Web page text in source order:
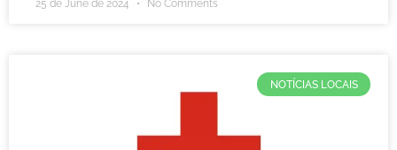
25 de June de 2024 No Comments
NOTÍCIAS LOCAIS